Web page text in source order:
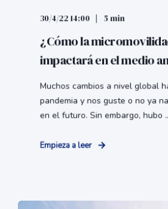
30/4/22 14:00 5 min
¿Cómo la
impactará en el medio
Muchos cambios a nivel global
pandemia y nos guste o no ya
en el futuro. Sin embargo, hubo
Empieza a leer